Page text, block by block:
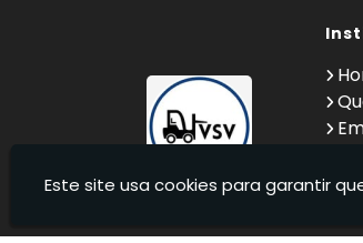
Locação de Empilhadeira 25 ton
Este site usa cookies para garantir